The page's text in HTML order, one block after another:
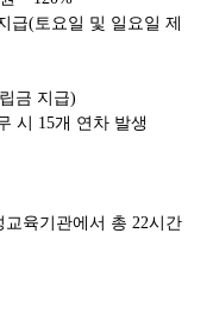
급(토요일 및 일요일 제
금 지급)
시 15개 연차 발생
교육기관에서 총 22시간